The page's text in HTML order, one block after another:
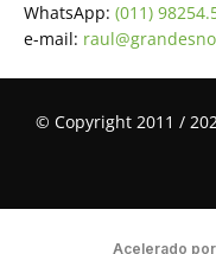
WhatsApp: (011)
e-mail:
© Copyright 2011 /
Acelerado por